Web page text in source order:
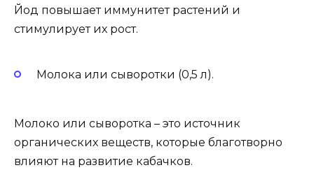
Йод повышает иммунитет растений и
стимулирует их рост.
Молока или сыворотки (0,5 л).
Молоко или сыворотка – это источник
органических веществ, которые благотворно
влияют на развитие кабачков.